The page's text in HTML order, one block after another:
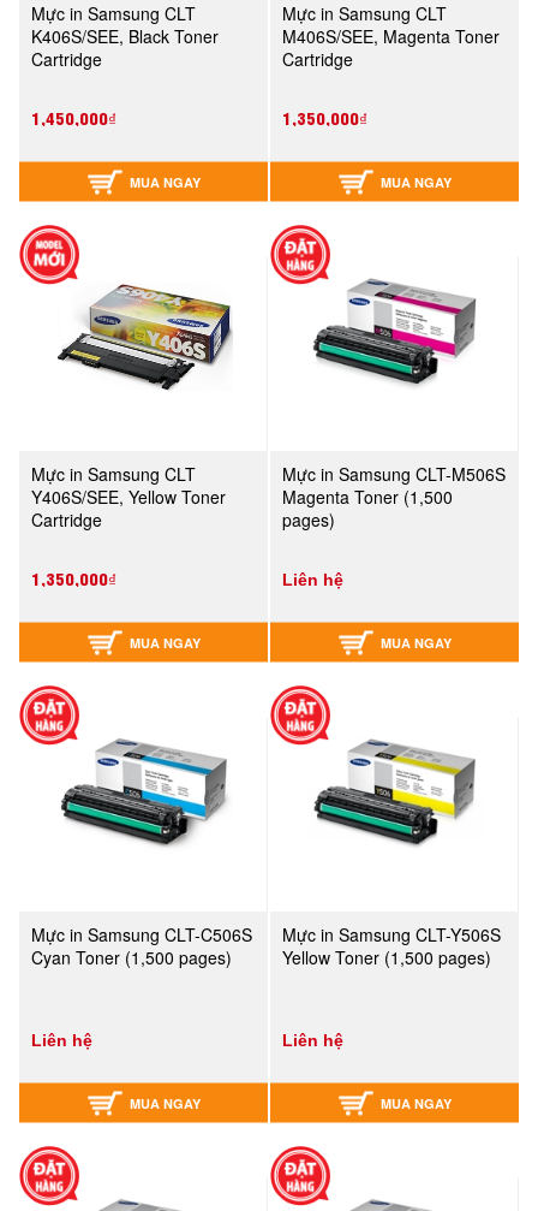
Mực in Samsung CLT
K406S/SEE, Black Toner
Cartridge
1,450,000₫
MUA NGAY
Mực in Samsung CLT
M406S/SEE, Magenta Toner
Cartridge
1,350,000₫
MUA NGAY
Mực in Samsung CLT
Y406S/SEE, Yellow Toner
Cartridge
1,350,000₫
MUA NGAY
Mực in Samsung CLT-M506S
Magenta Toner (1,500
pages)
Liên hệ
MUA NGAY
Mực in Samsung CLT-C506S
Cyan Toner (1,500 pages)
Liên hệ
MUA NGAY
Mực in Samsung CLT-Y506S
Yellow Toner (1,500 pages)
Liên hệ
MUA NGAY